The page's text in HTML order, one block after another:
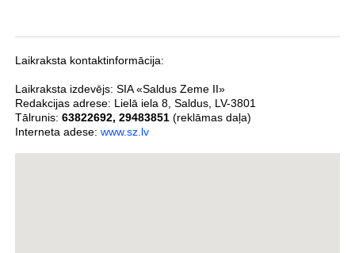
Laikraksta kontaktinformācija:
Laikraksta izdevējs: SIA «Saldus Zeme II»
Redakcijas adrese: Lielā iela 8, Saldus, LV-3801
Tālrunis: 63822692, 29483851(reklāmas daļa)
Interneta adese: www.sz.lv